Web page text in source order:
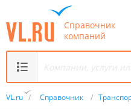
Справочник
компаний
VL.ru / Справочник /